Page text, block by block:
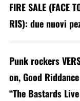
FIRE SALE (FACE
RIS): due nuovi
Punk rockers
on, Good
“The Bastards